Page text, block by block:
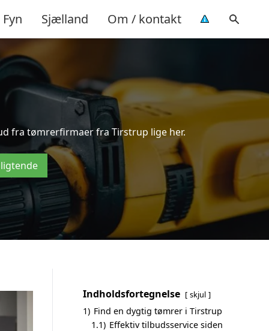
Fyn Sjælland Om / kontakt
fra tømrerfirmaer fra Tirstrup lige her.
Indholdsfortegnelse skjul
1) Find en dygtig tømrer i Tirstrup
1.1) Effektiv tilbudsservice siden